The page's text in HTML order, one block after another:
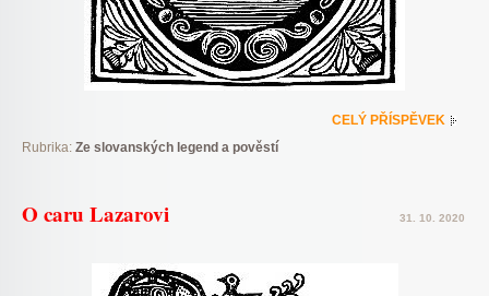
CELÝ PŘÍSPĚVEK
Rubrika: Ze slovanských legend a pověstí
O caru Lazarovi 31. 10. 2020